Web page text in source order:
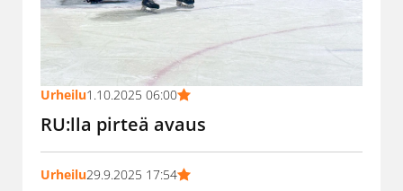
Urheilu1.10.2025 06:00
RU:lla pirteä avaus
Urheilu29.9.2025 17:54